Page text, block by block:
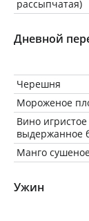
рассыпчатая)
Дневной
Черешня
Мороженое
Вино игристое
выдержанное
Манго
Ужин